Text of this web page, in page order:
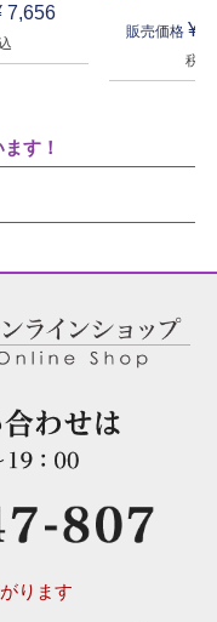
7,656
販売価格 ¥
税込
す！
ります